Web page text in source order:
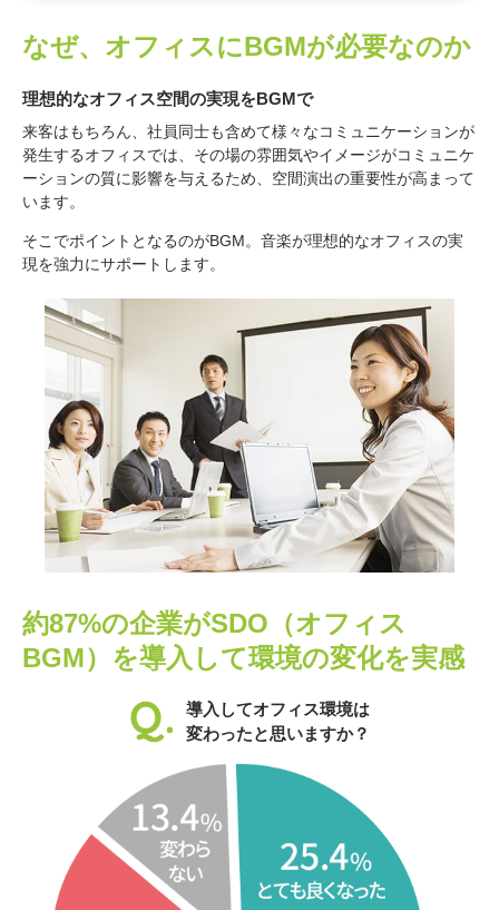
なぜ、オフィスにBGMが必要なのか
理想的なオフィス空間の実現をBGMで
来客はもちろん、社員同士も含めて様々なコミュニケーションが
発生するオフィスでは、その場の雰囲気やイメージがコミュニケ
ーションの質に影響を与えるため、空間演出の重要性が高まって
います。
そこでポイントとなるのがBGM。音楽が理想的なオフィスの実
現を強力にサポートします。
約87%の企業がSDO（オフィス
BGM）を導入して環境の変化を実感
導入してオフィス環境は
変わったと思いますか？